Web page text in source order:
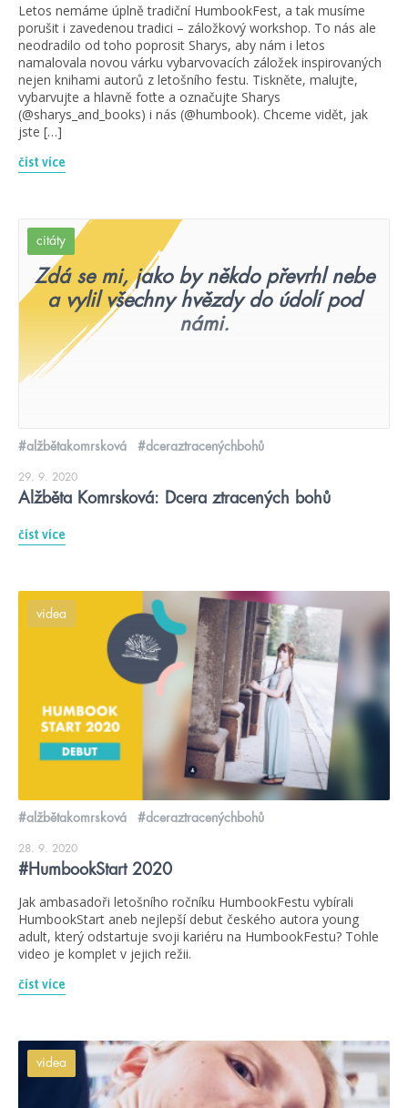
Letos nemáme úplně tradiční HumbookFest, a tak musíme
porušit i zavedenou tradici – záložkový workshop. To nás ale
neodradilo od toho poprosit Sharys, aby nám i letos
namalovala novou várku vybarvovacích záložek inspirovaných
nejen knihami autorů z letošního festu. Tiskněte, malujte,
vybarvujte a hlavně foťte a označujte Sharys
(@sharys_and_books) i nás (@humbook). Chceme vidět, jak
jste […]
číst více
citáty
Zdá se mi, jako by někdo převrhl nebe
a vylil všechny hvězdy do údolí pod
námi.
#alžbětakomrsková #dceraztracenýchbohů
29. 9. 2020
Alžběta Komrsková: Dcera ztracených bohů
číst více
videa
#alžbětakomrsková #dceraztracenýchbohů
28. 9. 2020
#HumbookStart 2020
Jak ambasadoři letošního ročníku HumbookFestu vybírali
HumbookStart aneb nejlepší debut českého autora young
adult, který odstartuje svoji kariéru na HumbookFestu? Tohle
video je komplet v jejich režii.
číst více
videa